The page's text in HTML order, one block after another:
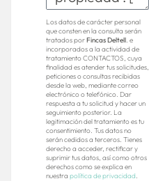
Los datos de carácter personal
que consten en la consulta serán
tratados porFincas Deltell. e
incorporados a la actividad de
tratamiento CONTACTOS, cuya
finalidad es atender tus solicitudes,
peticiones o consultas recibidas
desde la web, mediante correo
electrónico o telefónico. Dar
respuesta a tu solicitud y hacer un
seguimiento posterior. La
legitimación del tratamiento es tu
consentimiento. Tus datos no
serán cedidos a terceros. Tienes
derecho a acceder, rectificar y
suprimir tus datos, así como otros
derechos como se explica en
nuestra política de privacidad.